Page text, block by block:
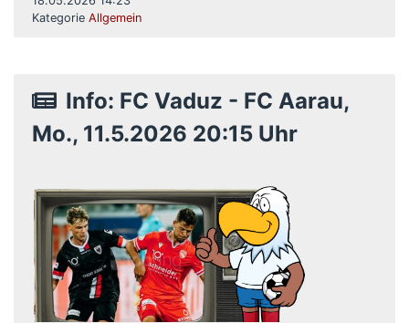
Kategorie Allgemein
Info: FC Vaduz - FC Aarau,
Mo., 11.5.2026 20:15 Uhr